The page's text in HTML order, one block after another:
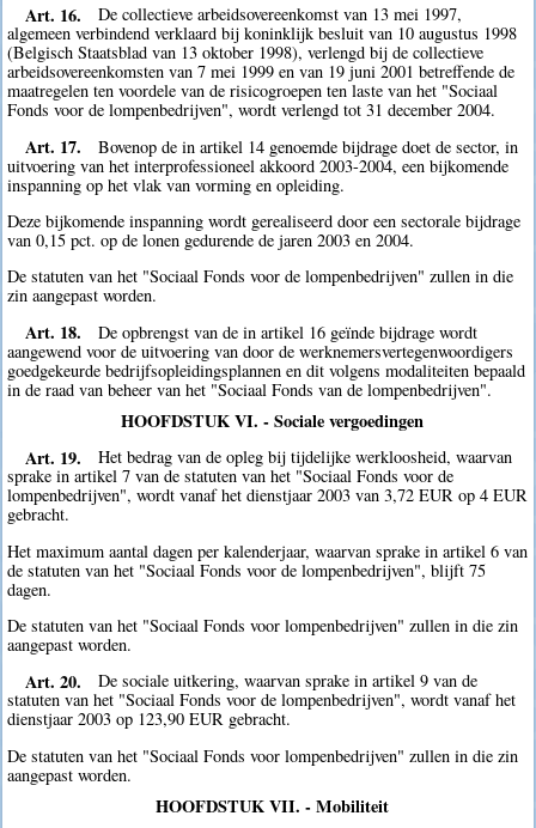
Art. 16.
De collectieve arbeidsovereenkomst van 13 mei 1997,
algemeen verbindend verklaard bij koninklijk besluit van 10 augustus 1998
(Belgisch Staatsblad van 13 oktober 1998), verlengd bij de collectieve
arbeidsovereenkomsten van 7 mei 1999 en van 19 juni 2001 betreffende de
maatregelen ten voordele van de risicogroepen ten laste van het "Sociaal
Fonds voor de lompenbedrijven", wordt verlengd tot 31 december 2004.
Art. 17.
Bovenop de in artikel 14 genoemde bijdrage doet de sector, in
uitvoering van het interprofessioneel akkoord 2003-2004, een bijkomende
inspanning op het vlak van vorming en opleiding.
Deze bijkomende inspanning wordt gerealiseerd door een sectorale bijdrage
van 0,15 pct. op de lonen gedurende de jaren 2003 en 2004.
De statuten van het "Sociaal Fonds voor de lompenbedrijven" zullen in die
zin aangepast worden.
Art. 18.
De opbrengst van de in artikel 16 geïnde bijdrage wordt
aangewend voor de uitvoering van door de werknemersvertegenwoordigers
goedgekeurde bedrijfsopleidingsplannen en dit volgens modaliteiten bepaald
in de raad van beheer van het "Sociaal Fonds van de lompenbedrijven".
HOOFDSTUK VI. - Sociale vergoedingen
Art. 19.
Het bedrag van de opleg bij tijdelijke werkloosheid, waarvan
sprake in artikel 7 van de statuten van het "Sociaal Fonds voor de
lompenbedrijven", wordt vanaf het dienstjaar 2003 van 3,72 EUR op 4 EUR
gebracht.
Het maximum aantal dagen per kalenderjaar, waarvan sprake in artikel 6 van
de statuten van het "Sociaal Fonds voor de lompenbedrijven", blijft 75
dagen.
De statuten van het "Sociaal Fonds voor lompenbedrijven" zullen in die zin
aangepast worden.
Art. 20.
De sociale uitkering, waarvan sprake in artikel 9 van de
statuten van het "Sociaal Fonds voor de lompenbedrijven", wordt vanaf het
dienstjaar 2003 op 123,90 EUR gebracht.
De statuten van het "Sociaal Fonds voor lompenbedrijven" zullen in die zin
aangepast worden.
HOOFDSTUK VII. - Mobiliteit